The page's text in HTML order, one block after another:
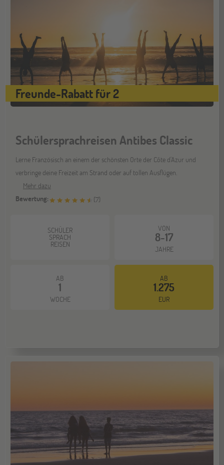
07 Berlin
Jugendbildungsmesse JuBi
14 Hannover
14
NOV
Hamburg
Jugendbildungsmesse JuBi
Jugendbildungsmesse JuBi
Freunde-Rabatt für 2
Schülersprachreisen Antibes Classic
Lerne Französisch an einem der schönsten Orte der Côte d'Azur und
verbringe deine Freizeit am Strand oder auf tollen Ausflügen.
Mehr dazu
Bewertung:
(7)
SCHÜLER
SPRACH
REISEN
VON
8-17
JAHRE
AB
1
WOCHE
AB
1.275
EUR